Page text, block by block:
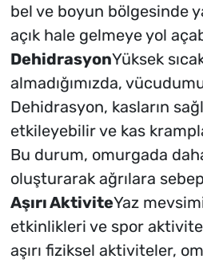
bel ve boyun bölgesinde
açık hale gelmeye yol
DehidrasyonYüksek
almadığımızda,
Dehidrasyon, kasların
etkileyebilir ve kas
Bu durum, omurgada
oluşturarak ağrılara
Aşırı AktiviteYaz
etkinlikleri ve spor
aşırı fiziksel aktiviteler,